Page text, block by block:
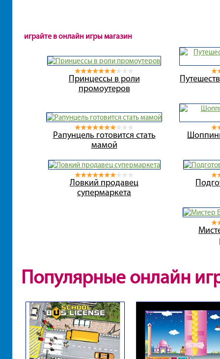
играйте в онлайн игры магазин
Принцессы в роли
промоутеров
Рапунцель готовится стать
мамой
Ловкий продавец
супермаркета
Популярные онлайн